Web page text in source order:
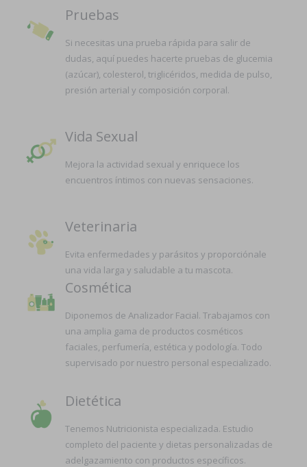
Pruebas
Si necesitas una prueba rápida para salir de
dudas, aquí puedes hacerte pruebas de glucemia
(azúcar), colesterol, triglicéridos, medida de pulso,
presión arterial y composición corporal.
Vida Sexual
Mejora la actividad sexual y enriquece los
encuentros íntimos con nuevas sensaciones.
Veterinaria
Evita enfermedades y parásitos y proporciónale
una vida larga y saludable a tu mascota.
Cosmética
Diponemos de Analizador Facial. Trabajamos con
una amplia gama de productos cosméticos
faciales, perfumería, estética y podología. Todo
supervisado por nuestro personal especializado.
Dietética
Tenemos Nutricionista especializada. Estudio
completo del paciente y dietas personalizadas de
adelgazamiento con productos específicos.